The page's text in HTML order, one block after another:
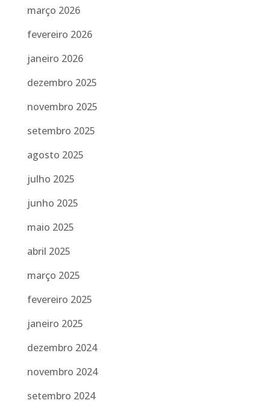
março 2026
fevereiro 2026
janeiro 2026
dezembro 2025
novembro 2025
setembro 2025
agosto 2025
julho 2025
junho 2025
maio 2025
abril 2025
março 2025
fevereiro 2025
janeiro 2025
dezembro 2024
novembro 2024
setembro 2024